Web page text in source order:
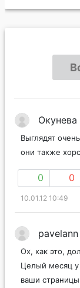
Окунева
Выглядят
они также
0 0
10.01.12 10:49
pavelann
Ох, как это,
Целый месяц у
ваши